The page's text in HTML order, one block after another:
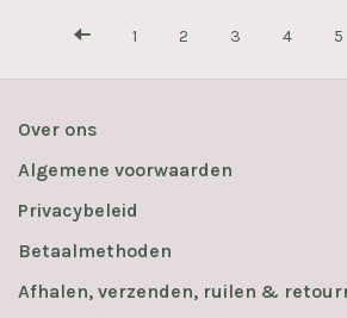
1 2 3 4 5
Over ons
Algemene voorwaarden
Privacybeleid
Betaalmethoden
Afhalen, verzenden, ruilen &